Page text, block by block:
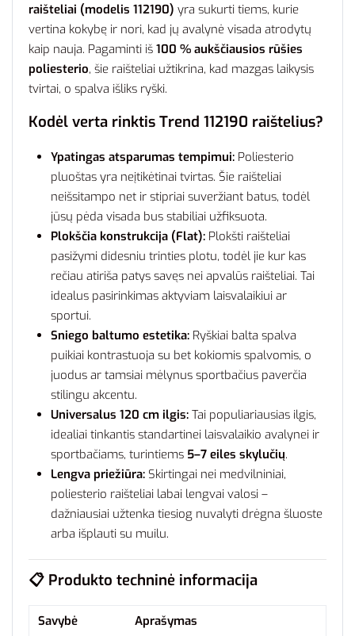
raišteliai (modelis 112190) yra sukurti tiems, kurie
vertina kokybę ir nori, kad jų avalynė visada atrodytų
kaip nauja. Pagaminti iš 100 % aukščiausios rūšies
poliesterio, šie raišteliai užtikrina, kad mazgas laikysis
tvirtai, o spalva išliks ryški.
Kodėl verta rinktis Trend 112190 raištelius?
Ypatingas atsparumas tempimui: Poliesterio
pluoštas yra neįtikėtinai tvirtas. Šie raišteliai
neišsitampo net ir stipriai suveržiant batus, todėl
jūsų pėda visada bus stabiliai užfiksuota.
Plokščia konstrukcija (Flat): Plokšti raišteliai
pasižymi didesniu trinties plotu, todėl jie kur kas
rečiau atiriša patys savęs nei apvalūs raišteliai. Tai
idealus pasirinkimas aktyviam laisvalaikiui ar
sportui.
Sniego baltumo estetika: Ryškiai balta spalva
puikiai kontrastuoja su bet kokiomis spalvomis, o
juodus ar tamsiai mėlynus sportbačius paverčia
stilingu akcentu.
Universalus 120 cm ilgis: Tai populiariausias ilgis,
idealiai tinkantis standartinei laisvalaikio avalynei ir
sportbačiams, turintiems 5–7 eiles skylučių.
Lengva priežiūra: Skirtingai nei medvilniniai,
poliesterio raišteliai labai lengvai valosi –
dažniausiai užtenka tiesiog nuvalyti drėgna šluoste
arba išplauti su muilu.
📋 Produkto techninė informacija
Savybė Aprašymas